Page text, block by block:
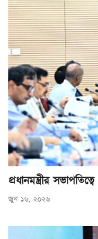
প্রধানমন্ত্রীর
জুন ১৬, ২০২৬